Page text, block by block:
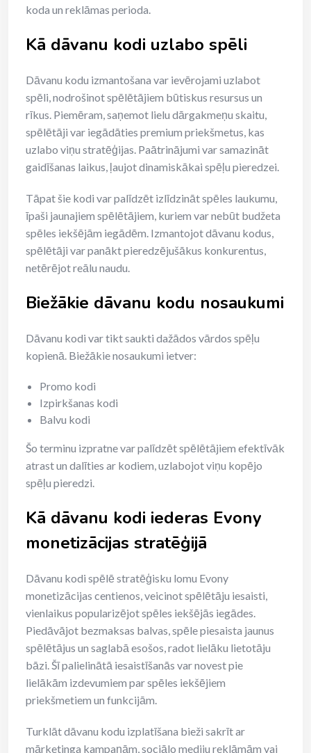
koda un reklāmas perioda.
Kā dāvanu kodi uzlabo spēli
Dāvanu kodu izmantošana var ievērojami uzlabot
spēli, nodrošinot spēlētājiem būtiskus resursus un
rīkus. Piemēram, saņemot lielu dārgakmeņu skaitu,
spēlētāji var iegādāties premium priekšmetus, kas
uzlabo viņu stratēģijas. Paātrinājumi var samazināt
gaidīšanas laikus, ļaujot dinamiskākai spēļu pieredzei.
Tāpat šie kodi var palīdzēt izlīdzināt spēles laukumu,
īpaši jaunajiem spēlētājiem, kuriem var nebūt budžeta
spēles iekšējām iegādēm. Izmantojot dāvanu kodus,
spēlētāji var panākt pieredzējušākus konkurentus,
netērējot reālu naudu.
Biežākie dāvanu kodu nosaukumi
Dāvanu kodi var tikt saukti dažādos vārdos spēļu
kopienā. Biežākie nosaukumi ietver:
Promo kodi
Izpirkšanas kodi
Balvu kodi
Šo terminu izpratne var palīdzēt spēlētājiem efektīvāk
atrast un dalīties ar kodiem, uzlabojot viņu kopējo
spēļu pieredzi.
Kā dāvanu kodi iederas Evony
monetizācijas stratēģijā
Dāvanu kodi spēlē stratēģisku lomu Evony
monetizācijas centienos, veicinot spēlētāju iesaisti,
vienlaikus popularizējot spēles iekšējās iegādes.
Piedāvājot bezmaksas balvas, spēle piesaista jaunus
spēlētājus un saglabā esošos, radot lielāku lietotāju
bāzi. Šī palielinātā iesaistīšanās var novest pie
lielākām izdevumiem par spēles iekšējiem
priekšmetiem un funkcijām.
Turklāt dāvanu kodu izplatīšana bieži sakrīt ar
mārketinga kampaņām, sociālo mediju reklāmām vai